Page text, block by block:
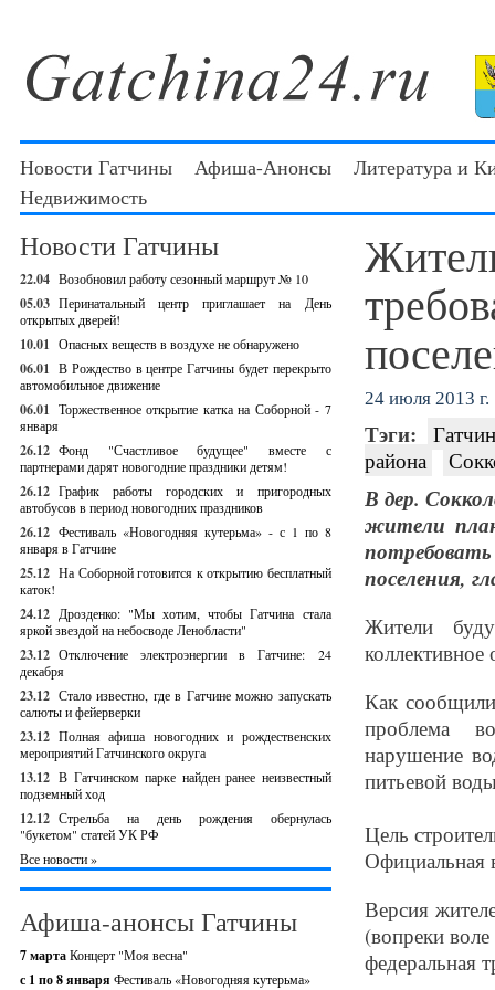
Новости Гатчины Афиша-Анонсы
Литература и
Недвижимость
Новости Гатчины
22.04 Возобновил работу сезонный маршрут № 10
05.03 Перинатальный центр приглашает на День
открытых дверей!
10.01 Опасных веществ в воздухе не обнаружено
06.01 В Рождество в центре Гатчины будет перекрыто
автомобильное движение
06.01 Торжественное открытие катка на Соборной - 7
января
26.12 Фонд "Счастливое будущее" вместе с
партнерами дарят новогодние праздники детям!
26.12 График работы городских и пригородных
автобусов в период новогодних праздников
26.12 Фестиваль «Новогодняя кутерьма» - с 1 по 8
января в Гатчине
25.12 На Соборной готовится к открытию бесплатный
каток!
24.12 Дрозденко: "Мы хотим, чтобы Гатчина стала
яркой звездой на небосводе Ленобласти"
23.12 Отключение электроэнергии в Гатчине: 24
декабря
23.12 Стало известно, где в Гатчине можно запускать
салюты и фейерверки
23.12 Полная афиша новогодних и рождественских
мероприятий Гатчинского округа
13.12 В Гатчинском парке найден ранее неизвестный
подземный ход
12.12 Стрельба на день рождения обернулась
"букетом" статей УК РФ
Все новости »
Афиша-анонсы Гатчины
7 мартаКонцерт "Моя весна"
с 1 по 8 января Фестиваль «Новогодняя кутерьма»
24 июля 2013 г.
Тэги:
района
В дер.
жители
поселения,
Жители
Как
проблема
нарушение
питьевой
Цель
Официальная
Версия
(вопреки
федеральная